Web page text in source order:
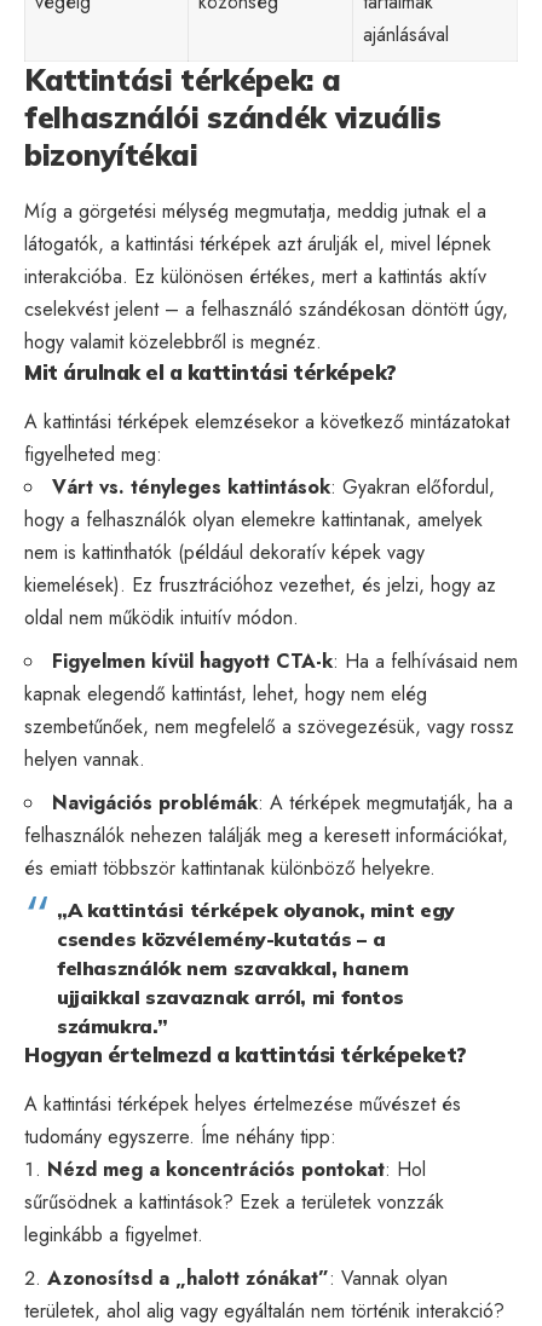
ajánlásával
Kattintási térképek: a
felhasználói szándék vizuális
bizonyítékai
Míg a görgetési mélység megmutatja, meddig jutnak el a
látogatók, a kattintási térképek azt árulják el, mivel lépnek
interakcióba. Ez különösen értékes, mert a kattintás aktív
cselekvést jelent – a felhasználó szándékosan döntött úgy,
hogy valamit közelebbről is megnéz.
Mit árulnak el a kattintási térképek?
A kattintási térképek elemzésekor a következő mintázatokat
figyelheted meg:
Várt vs. tényleges kattintások: Gyakran előfordul,
hogy a felhasználók olyan elemekre kattintanak, amelyek
nem is kattinthatók (például dekoratív képek vagy
kiemelések). Ez frusztrációhoz vezethet, és jelzi, hogy az
oldal nem működik intuitív módon.
Figyelmen kívül hagyott CTA-k: Ha a felhívásaid nem
kapnak elegendő kattintást, lehet, hogy nem elég
szembetűnőek, nem megfelelő a szövegezésük, vagy rossz
helyen vannak.
Navigációs problémák: A térképek megmutatják, ha a
felhasználók nehezen találják meg a keresett információkat,
és emiatt többször kattintanak különböző helyekre.
„A kattintási térképek olyanok, mint egy
csendes közvélemény-kutatás – a
felhasználók nem szavakkal, hanem
ujjaikkal szavaznak arról, mi fontos
számukra.”
Hogyan értelmezd a kattintási térképeket?
A kattintási térképek helyes értelmezése művészet és
tudomány egyszerre. Íme néhány tipp:
Nézd meg a koncentrációs pontokat: Hol
sűrűsödnek a kattintások? Ezek a területek vonzzák
leginkább a figyelmet.
Azonosítsd a „halott zónákat”: Vannak olyan
területek, ahol alig vagy egyáltalán nem történik interakció?